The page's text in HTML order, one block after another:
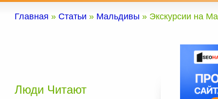
Главная » Статьи » Мальдивы » Экскурсии на
Люди Читают